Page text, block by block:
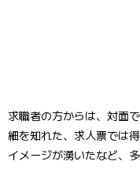
求職者の方からは、対面
細を知れた、求人票では
イメージが湧いたなど、